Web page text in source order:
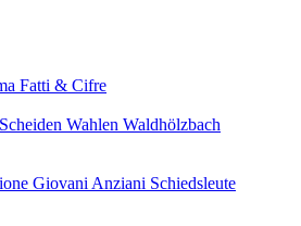
Fatti & Cifre
Scheiden Wahlen Waldhölzbach
Giovani Anziani Schiedsleute